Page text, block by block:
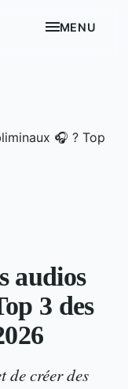
MENU
🎧 ? Top
audios
3 des
de créer des